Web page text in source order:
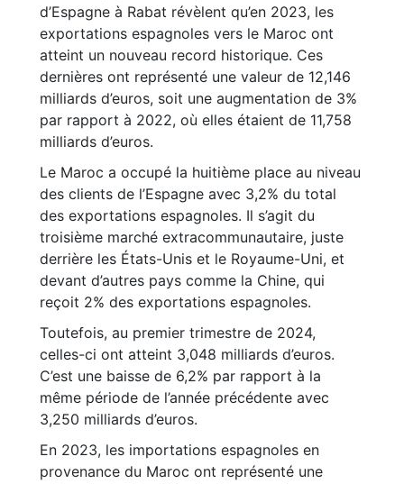
d’Espagne à Rabat révèlent qu’en 2023, les
exportations espagnoles vers le Maroc ont
atteint un nouveau record historique. Ces
dernières ont représenté une valeur de 12,146
milliards d’euros, soit une augmentation de 3%
par rapport à 2022, où elles étaient de 11,758
milliards d’euros.
Le Maroc a occupé la huitième place au niveau
des clients de l’Espagne avec 3,2% du total
des exportations espagnoles. Il s’agit du
troisième marché extracommunautaire, juste
derrière les États-Unis et le Royaume-Uni, et
devant d’autres pays comme la Chine, qui
reçoit 2% des exportations espagnoles.
Toutefois, au premier trimestre de 2024,
celles-ci ont atteint 3,048 milliards d’euros.
C’est une baisse de 6,2% par rapport à la
même période de l’année précédente avec
3,250 milliards d’euros.
En 2023, les importations espagnoles en
provenance du Maroc ont représenté une